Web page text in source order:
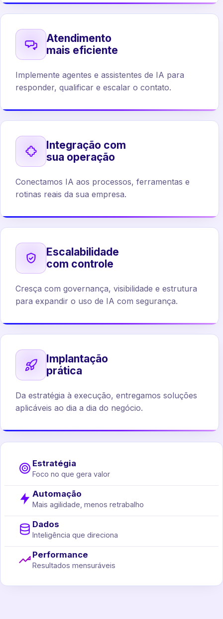
Atendimento
mais eficiente
Implemente agentes e assistentes de IA para
responder, qualificar e escalar o contato.
Integração com
sua operação
Conectamos IA aos processos, ferramentas e
rotinas reais da sua empresa.
Escalabilidade
com controle
Cresça com governança, visibilidade e estrutura
para expandir o uso de IA com segurança.
Implantação
prática
Da estratégia à execução, entregamos soluções
aplicáveis ao dia a dia do negócio.
Estratégia
Foco no que gera valor
Automação
Mais agilidade, menos retrabalho
Dados
Inteligência que direciona
Performance
Resultados mensuráveis